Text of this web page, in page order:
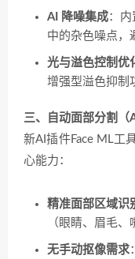
AI 降噪集成：
中的杂色噪点，
光与溢色控制优
增强型溢色抑制
三、自动面部分割（
新AI插件Face ML工
心能力：
精准面部区域识
（眼睛、眉毛、
无手动抠像需求